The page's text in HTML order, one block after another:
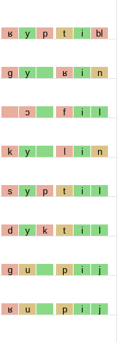
ʁ y p t i bl
g y ʁ i n
ɔ f i l
k y l i n
s y p t i l
d y k t i l
g u p i j
ʁ u p i j